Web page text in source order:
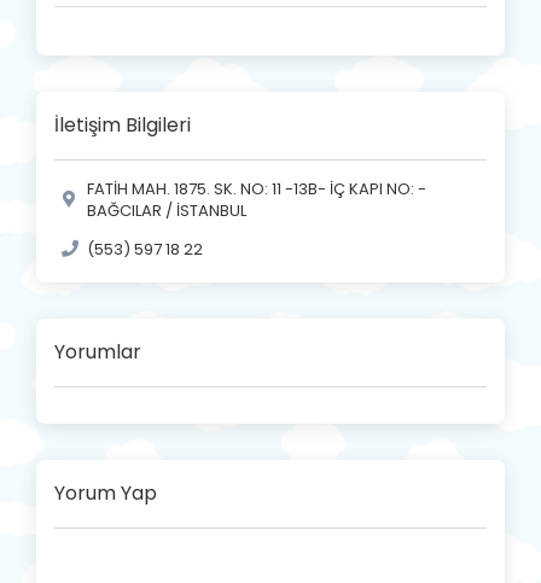
İletişim Bilgileri
FATİH MAH. 1875. SK. NO: 11 -13B- İÇ KAPI NO: -
BAĞCILAR / İSTANBUL
(553) 597 18 22
Yorumlar
Yorum Yap